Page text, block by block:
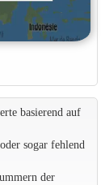
basierend auf
sogar fehlend
der